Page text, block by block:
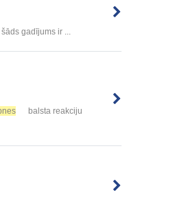
šāds gadījums ir ...
balsta reakciju